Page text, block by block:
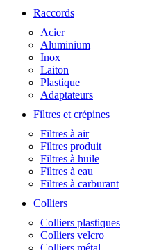
Raccords
Acier
Aluminium
Inox
Laiton
Plastique
Adaptateurs
Filtres et crépines
Filtres à air
Filtres produit
Filtres à huile
Filtres à eau
Filtres à carburant
Colliers
Colliers plastiques
Colliers velcro
Colliers métal